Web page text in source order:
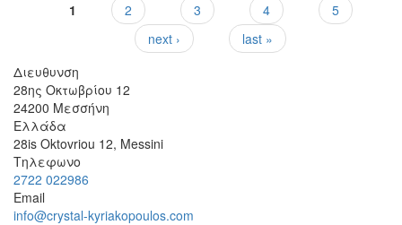
Σελίδες
1 2 3 4
5
next ›
last »
Διευθυνση
28ης Οκτωβρίου 12
24200 Μεσσήνη
Ελλάδα
28is Oktovriou 12, Messini
Τηλεφωνο
2722 022986
Email
info@crystal-kyriakopoulos.com